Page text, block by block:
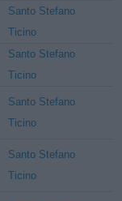
Santo Stefano
Ticino
Santo Stefano
Ticino
Santo Stefano
Ticino
Santo Stefano
Ticino